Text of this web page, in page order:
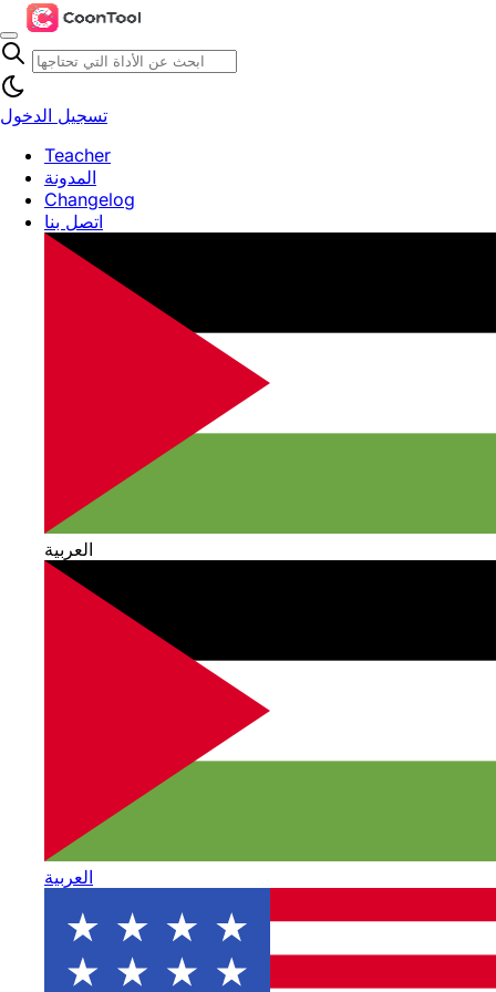
تسجيل الدخول
Teacher
المدونة
Changelog
اتصل بنا
العربية
العربية